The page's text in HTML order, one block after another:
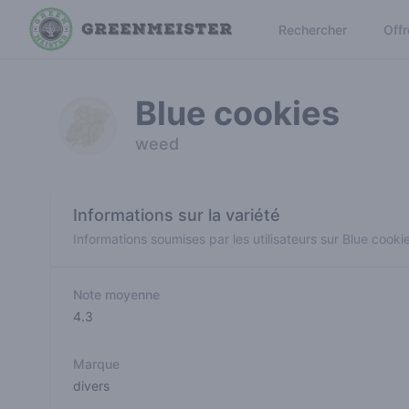
Rechercher
Blue cookies
weed
Informations sur la variété
Informations soumises par les utilisateurs sur Blue
Note moyenne
4.3
Marque
divers